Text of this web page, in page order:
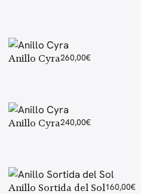
Anillo Cyra260,00€
Anillo Cyra240,00€
Anillo Sortida del Sol160,00€